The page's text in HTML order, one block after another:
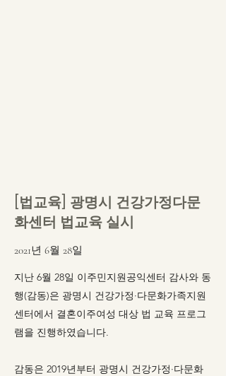
​[법교육] 광명시 건강가정다문
화센터 법교육 실시
2021년 6월 28일
지난 6월 28일 이주민지원공익센터 감사와 동
행(감동)은 광명시 건강가정·다문화가족지원
센터에서 결혼이주여성 대상 법 교육 프로그
램을 진행하였습니다.
감동은 2019년부터 광명시 건강가정·다문화